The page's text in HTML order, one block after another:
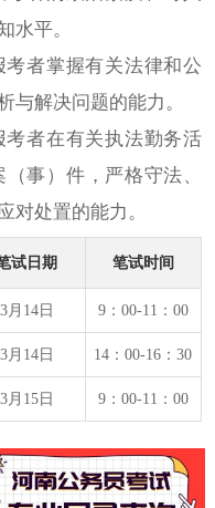
水平。
考者掌握有关法律和公
与解决问题的能力。
考者在有关执法勤务活
事）件，严格守法、
对处置的能力。
试日期 笔试时间
3月14日 9：00-11：00
3月14日 14：00-16：30
3月15日 9：00-11：00